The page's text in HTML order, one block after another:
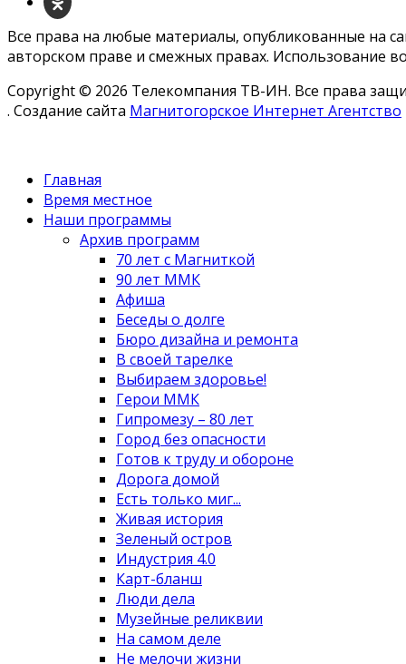
Все права на любые материалы, опубликованные на
авторском праве и смежных правах. Использование
Copyright © 2026 Телекомпания ТВ-ИН. Все права
. Создание сайта Магнитогорское Интернет Агентство
Главная
Время местное
Наши программы
Архив программ
70 лет с Магниткой
90 лет ММК
Афиша
Беседы о долге
Бюро дизайна и ремонта
В своей тарелке
Выбираем здоровье!
Герои ММК
Гипромезу – 80 лет
Город без опасности
Готов к труду и обороне
Дорога домой
Есть только миг...
Живая история
Зеленый остров
Индустрия 4.0
Карт-бланш
Люди дела
Музейные реликвии
На самом деле
Не мелочи жизни